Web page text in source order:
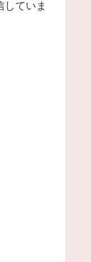
していま